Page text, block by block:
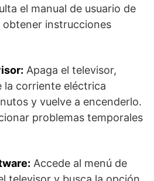
el manual de usuario de
instrucciones
Apaga el televisor,
la corriente eléctrica
y vuelve a encenderlo.
problemas temporales
Accede al menú de